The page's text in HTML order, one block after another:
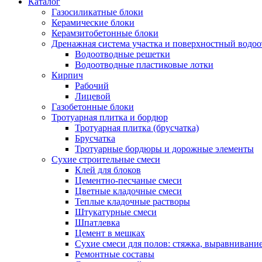
Газосиликатные блоки
Керамические блоки
Керамзитобетонные блоки
Дренажная система участка и поверхностный
Водоотводные решетки
Водоотводные пластиковые лотки
Кирпич
Рабочий
Лицевой
Газобетонные блоки
Тротуарная плитка и бордюр
Тротуарная плитка (брусчатка)
Брусчатка
Тротуарные бордюры и дорожные элементы
Сухие строительные смеси
Клей для блоков
Цементно-песчаные смеси
Цветные кладочные смеси
Теплые кладочные растворы
Штукатурные смеси
Шпатлевка
Цемент в мешках
Сухие смеси для полов: стяжка,
Ремонтные составы